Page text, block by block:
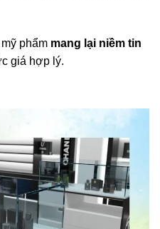
phẩm mang lại niềm tin
giá hợp lý.